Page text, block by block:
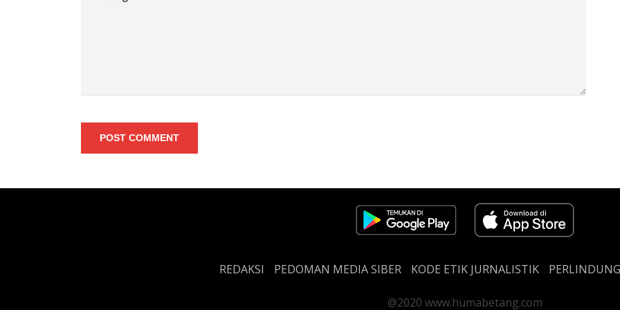
POST COMMENT
REDAKSI PEDOMAN MEDIA SIBER KODE ETIK JURNALISTIK
@2020 www.humabetang.com